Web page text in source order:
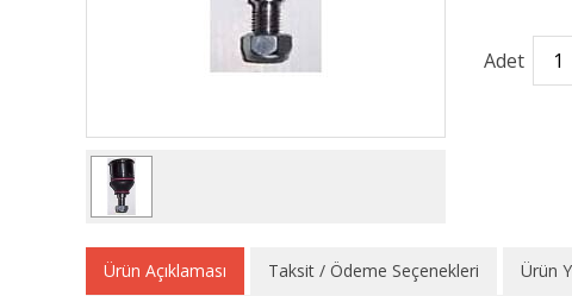
Adet
Ürün Açıklaması Taksit / Ödeme Seçenekleri Ürün